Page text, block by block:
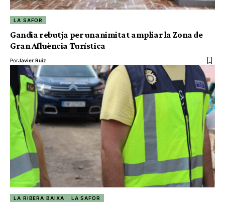
LA SAFOR
Gandia rebutja per unanimitat ampliar la Zona de
Gran Afluència Turística
PorJavier Ruiz
LA RIBERA BAIXA LA SAFOR